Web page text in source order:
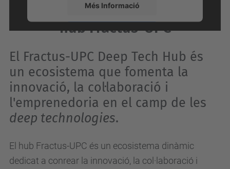
Més Informació
Accepta
powered byUsercentrics Consent
Management Platform
Us donem la benvinguda al
hub Fractus-UPC
El Fractus-UPC Deep Tech Hub és
un ecosistema que fomenta la
innovació, la col·laboració i
l'emprenedoria en el camp de les
deep technologies.
El hub Fractus-UPC és un ecosistema dinàmic
dedicat a conrear la innovació, la col·laboració i